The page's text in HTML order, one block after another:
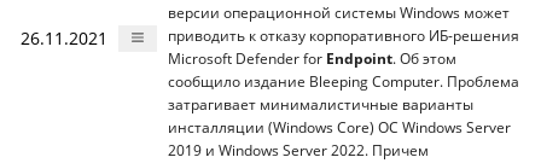
26.11.2021
версии операционной системы Windows может
приводить к отказу корпоративного ИБ-решения
Microsoft Defender for Endpoint. Об этом
сообщило издание Bleeping Computer. Проблема
затрагивает минималистичные варианты
инсталляции (Windows Core) ОС Windows Server
2019 и Windows Server 2022. Причем